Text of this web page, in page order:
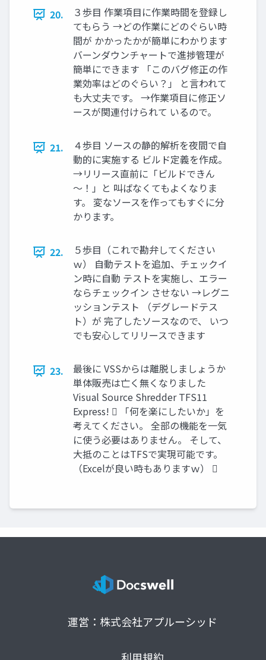
20.
３歩目 作業項目に作業時間を登録し
てもらう →どの作業にどのぐらい時
間が かかったかが簡単にわかります
バーンダウンチャートで進捗管理が
簡単にできます 「このバグ修正の作
業効率はどのぐらい？」 と言われて
も大丈夫です。 →作業項目に修正ソ
ースが関連付けられて いるので。
21.
４歩目 ソースの静的解析を夜間で自
動的に実施する ビルド定義を作成。
→リリース直前に「ビルドできん
～！」と 叫ばなくてもよくなりま
す。 変なソースを作ってもすぐに分
かります。
22.
５歩目（これで勘弁してください
ｗ） 自動テストを追加、チェックイ
ン時に自動 テストを実施し、エラー
ならチェックイン させない →レグニ
ッションテスト （デグレードテス
ト）が 完了したソースなので、 いつ
でも安心してリリースできます
23.
最後に VSSからは離脱しましょうか
単体販売は亡く無くなりました
Visual Source Shredder TFS11
Express!  「何を楽にしたいか」を
考えてください。 全部の機能を一気
に使う必要はありません。 そして、
大抵のことはTFSで実現可能です。
（Excelが良い時もありますｗ） 
運営：株式会社アプルーシッド